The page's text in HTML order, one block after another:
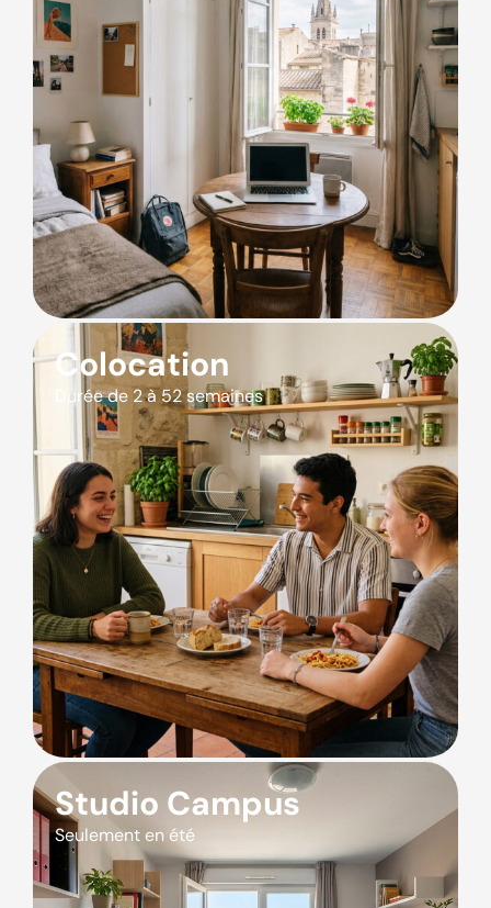
Colocation
Durée de 2 à 52 semaines
Studio Campus
Seulement en été